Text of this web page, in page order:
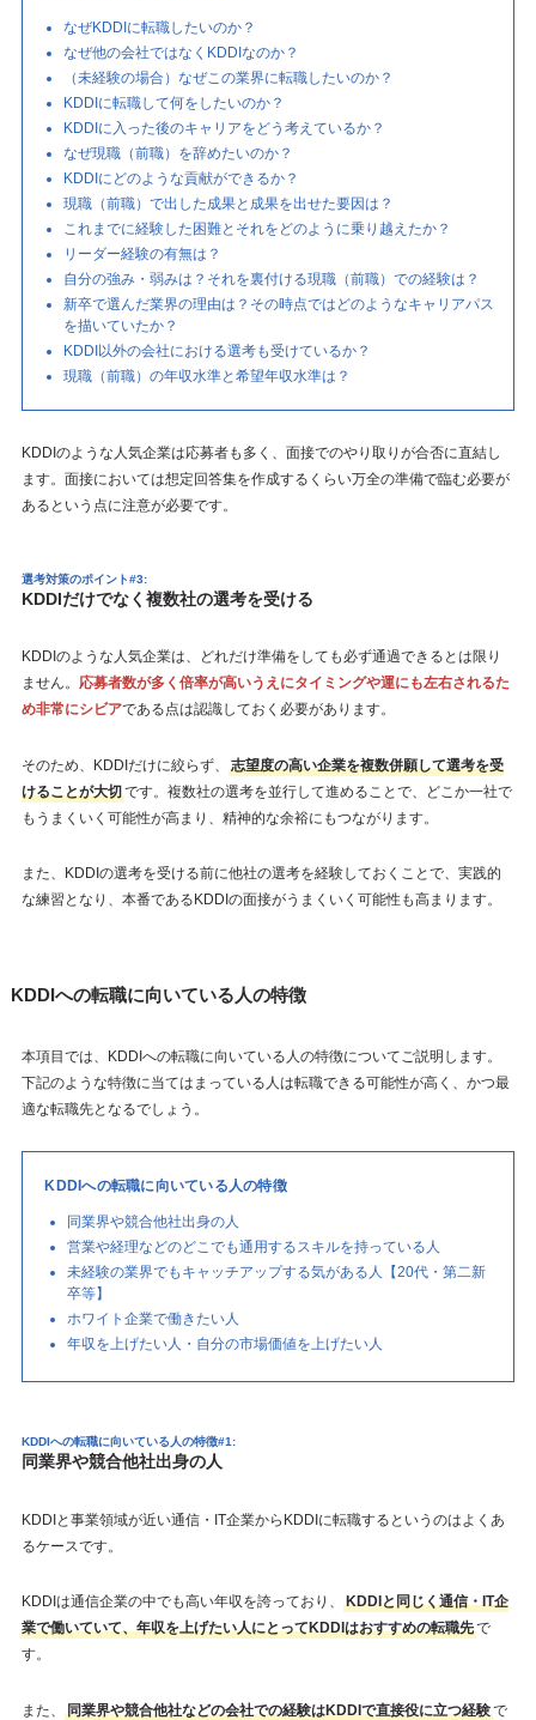
なぜKDDIに転職したいのか？
なぜ他の会社ではなくKDDIなのか？
（未経験の場合）なぜこの業界に転職したいのか？
KDDIに転職して何をしたいのか？
KDDIに入った後のキャリアをどう考えているか？
なぜ現職（前職）を辞めたいのか？
KDDIにどのような貢献ができるか？
現職（前職）で出した成果と成果を出せた要因は？
これまでに経験した困難とそれをどのように乗り越えたか？
リーダー経験の有無は？
自分の強み・弱みは？それを裏付ける現職（前職）での経験は？
新卒で選んだ業界の理由は？その時点ではどのようなキャリアパス
を描いていたか？
KDDI以外の会社における選考も受けているか？
現職（前職）の年収水準と希望年収水準は？
KDDIのような人気企業は応募者も多く、面接でのやり取りが合否に直結し
ます。面接においては想定回答集を作成するくらい万全の準備で臨む必要が
あるという点に注意が必要です。
選考対策のポイント#3:
KDDIだけでなく複数社の選考を受ける
KDDIのような人気企業は、どれだけ準備をしても必ず通過できるとは限り
ません。 応募者数が多く倍率が高いうえにタイミングや運にも左右されるた
め非常にシビアである点は認識しておく必要があります。
そのため、KDDIだけに絞らず、
志望度の高い企業を複数併願して選考を受
けることが大切です。複数社の選考を並行して進めることで、どこか一社で
もうまくいく可能性が高まり、精神的な余裕にもつながります。
また、KDDIの選考を受ける前に他社の選考を経験しておくことで、実践的
な練習となり、本番であるKDDIの面接がうまくいく可能性も高まります。
KDDIへの転職に向いている人の特徴
本項目では、KDDIへの転職に向いている人の特徴についてご説明します。
下記のような特徴に当てはまっている人は転職できる可能性が高く、かつ最
適な転職先となるでしょう。
KDDIへの転職に向いている人の特徴
同業界や競合他社出身の人
営業や経理などのどこでも通用するスキルを持っている人
未経験の業界でもキャッチアップする気がある人【20代・第二新
卒等】
ホワイト企業で働きたい人
年収を上げたい人・自分の市場価値を上げたい人
KDDIへの転職に向いている人の特徴#1:
同業界や競合他社出身の人
KDDIと事業領域が近い通信・IT企業からKDDIに転職するというのはよくあ
るケースです。
KDDIは通信企業の中でも高い年収を誇っており、
KDDIと同じく通信・IT企
業で働いていて、年収を上げたい人にとってKDDIはおすすめの転職先で
す。
また、 同業界や競合他社などの会社での経験はKDDIで直接役に立つ経験で